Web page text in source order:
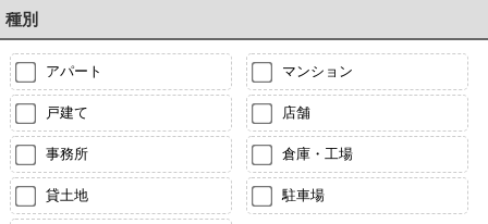
種別
アパート マンション
戸建て 店舗
事務所 倉庫・工場
貸土地 駐車場